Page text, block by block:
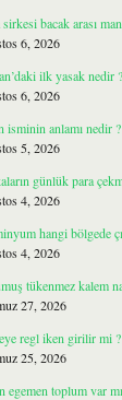
sirkesi bacak arası
6, 2026
ilk yasak nedir ?
6, 2026
isminin anlamı nedir ?
5, 2026
günlük para
4, 2026
hangi bölgede
4, 2026
tükenmez kalem
27, 2026
regl iken girilir mi ?
25, 2026
egemen toplum var